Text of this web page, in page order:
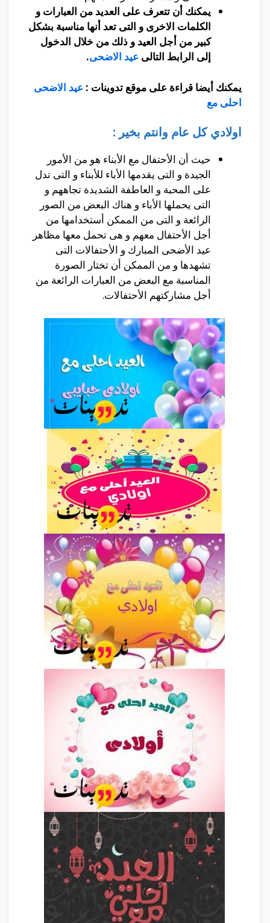
يمكنك أن تتعرف على العديد من العبارات و
الكلمات الاخرى و التى تعد أنها مناسبة بشكل
كبير من أجل العيد و ذلك من خلال الدخول
إلى الرابط التالى عيد الاضحى.
يمكنك أيضا قراءة على موقع تدوينات : عيد الاضحى
احلى مع
اولادي كل عام وانتم بخير :
حيث أن الأحتفال مع الأبناء هو من الأمور
الجيدة و التى يقدمها الأباء للأبناء و التى تدل
على المحبة و العاطفة الشديدة تجاههم و
التى يحملها الأباء و هناك البعض من الصور
الرائعة و التى من الممكن أستخدامها من
أجل الأحتفال معهم و هى تحمل معها مظاهر
عيد الأضحى المبارك و الأحتفالات التى
تشهدها و من الممكن أن تختار الصورة
المناسبة مع البعض من العبارات الرائعة من
أجل مشاركتهم الأحتفالات.